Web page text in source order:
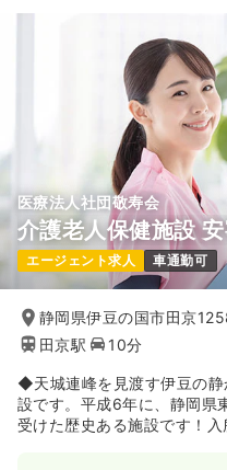
医療法人社団敬寿会
介護老人保健施設
エージェント求人 車通勤可
静岡県伊豆の国市田京
田京駅
10分
◆天城連峰を見渡す伊豆の
設です。平成6年に、静岡県
受けた歴史ある施設です！